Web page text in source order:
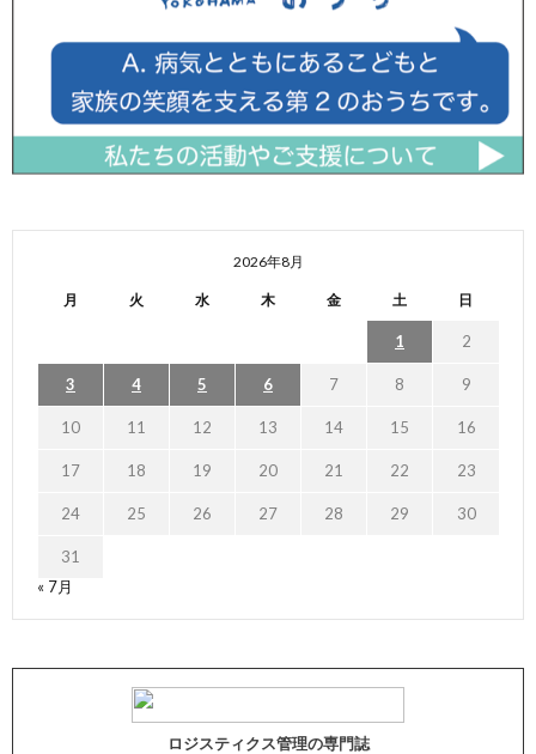
2026年8月
月 火 水 木 金 土 日
1 2
3 4 5 6 7 8 9
10 11 12 13 14 15 16
17 18 19 20 21 22 23
24 25 26 27 28 29 30
31
« 7月
ロジスティクス管理の専門誌